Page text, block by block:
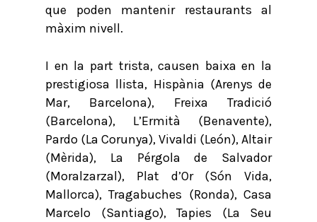
que poden mantenir restaurants al
màxim nivell.
I en la part trista, causen baixa en la
prestigiosa llista, Hispània (Arenys de
Mar, Barcelona), Freixa Tradició
(Barcelona), L’Ermità (Benavente),
Pardo (La Corunya), Vivaldi (León), Altair
(Mèrida), La Pérgola de Salvador
(Moralzarzal), Plat d’Or (Són Vida,
Mallorca), Tragabuches (Ronda), Casa
Marcelo (Santiago), Tapies (La Seu